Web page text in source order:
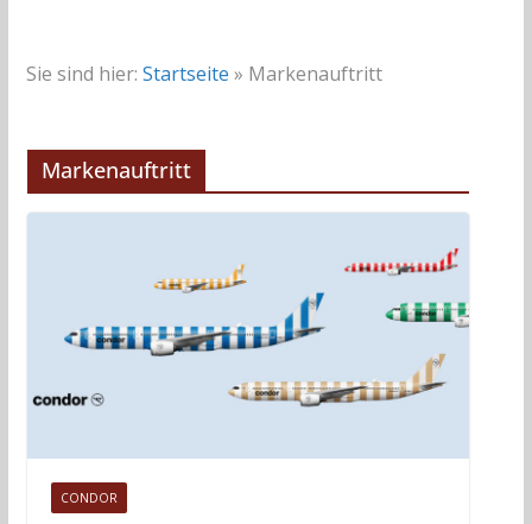
Sie sind hier: Startseite » Markenauftritt
Markenauftritt
CONDOR